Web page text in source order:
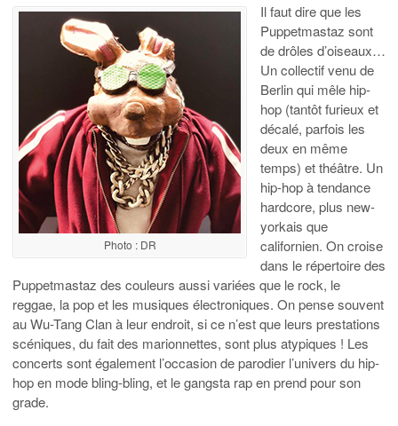
Photo : DR
Il faut dire que les
Puppetmastaz sont
de drôles d’oiseaux…
Un collectif venu de
Berlin qui mêle hip-
hop (tantôt furieux et
décalé, parfois les
deux en même
temps) et théâtre. Un
hip-hop à tendance
hardcore, plus new-
yorkais que
californien. On croise
dans le répertoire des
Puppetmastaz des couleurs aussi variées que le rock, le
reggae, la pop et les musiques électroniques. On pense souvent
au Wu-Tang Clan à leur endroit, si ce n’est que leurs prestations
scéniques, du fait des marionnettes, sont plus atypiques ! Les
concerts sont également l’occasion de parodier l’univers du hip-
hop en mode bling-bling, et le gangsta rap en prend pour son
grade.